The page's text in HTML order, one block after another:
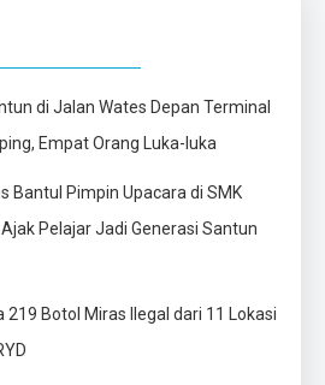
di Jalan Wates Depan Terminal
Empat Orang Luka-luka
Bantul Pimpin Upacara di SMK
Pelajar Jadi Generasi Santun
219 Botol Miras Ilegal dari 11 Lokasi